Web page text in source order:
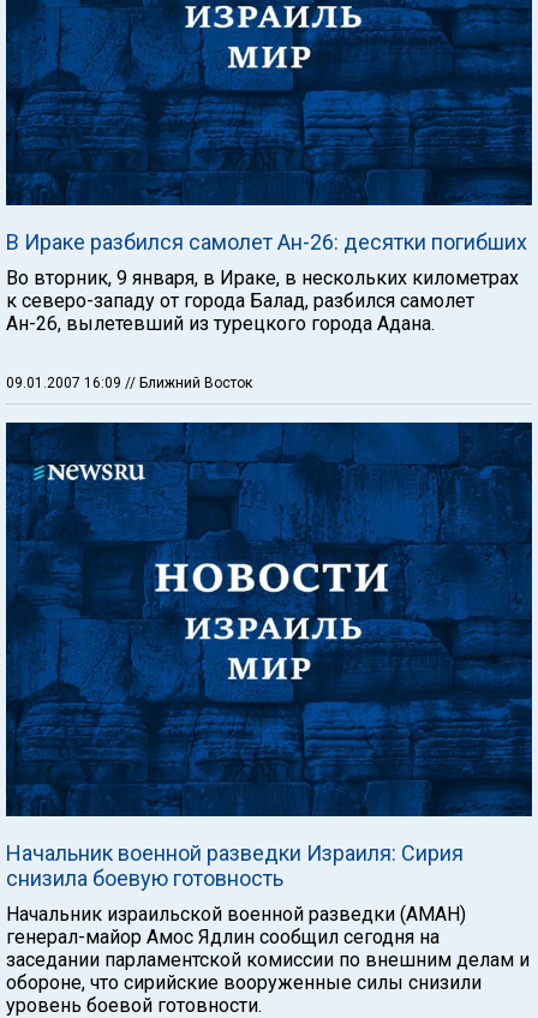
В Ираке разбился самолет Ан-26: десятки погибших
Во вторник, 9 января, в Ираке, в нескольких километрах
к северо-западу от города Балад, разбился самолет
Ан-26, вылетевший из турецкого города Адана.
09.01.2007 16:09 // Ближний Восток
Начальник военной разведки Израиля: Сирия
снизила боевую готовность
Начальник израильской военной разведки (АМАН)
генерал-майор Амос Ядлин сообщил сегодня на
заседании парламентской комиссии по внешним делам и
обороне, что сирийские вооруженные силы снизили
уровень боевой готовности.